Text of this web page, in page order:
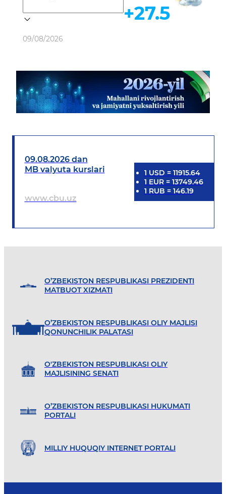
Ob-havo
09/08/2026
+27.5
09.08.2026 dan
MB valyuta kurslari
www.cbu.uz
1 USD = 11915.64
1 EUR= 13749.46
1 RUB = 146.19
O’ZBEKISTON RESPUBLIKASI PREZIDENTI
MATBUOT XIZMATI
O’ZBEKISTON RESPUBLIKASI OLIY MAJLISI
QONUNCHILIK PALATASI
O'ZBEKISTON RESPUBLIKASI OLIY
MAJLISINING SENATI
O’ZBEKISTON RESPUBLIKASI HUKUMATI
PORTALI
MILLIY HUQUQIY INTERNET PORTALI